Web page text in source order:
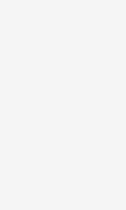
poşetlerle
olmuş, tam
satış personeline de